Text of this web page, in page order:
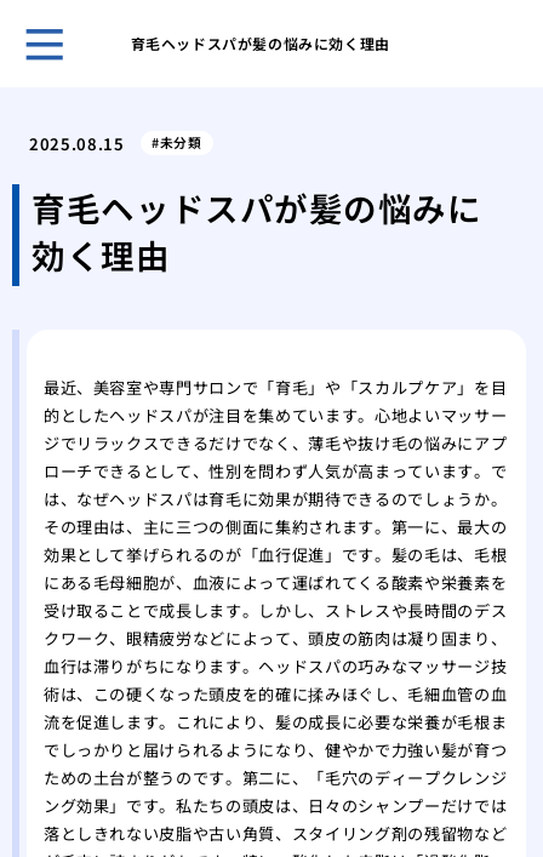
育毛ヘッドスパが髪の悩みに効く理由
肌
脱
薄
効で
薄
を
自
れ！
薄
院
夏
する
有
る方
あ
2025.08.15 未分類
育毛ヘッドスパが髪の悩みに
効く理由
最近、美容室や専門サロンで「育毛」や「スカルプケア」を目
的としたヘッドスパが注目を集めています。心地よいマッサー
ジでリラックスできるだけでなく、薄毛や抜け毛の悩みにアプ
ローチできるとして、性別を問わず人気が高まっています。で
は、なぜヘッドスパは育毛に効果が期待できるのでしょうか。
その理由は、主に三つの側面に集約されます。第一に、最大の
効果として挙げられるのが「血行促進」です。髪の毛は、毛根
にある毛母細胞が、血液によって運ばれてくる酸素や栄養素を
受け取ることで成長します。しかし、ストレスや長時間のデス
クワーク、眼精疲労などによって、頭皮の筋肉は凝り固まり、
血行は滞りがちになります。ヘッドスパの巧みなマッサージ技
術は、この硬くなった頭皮を的確に揉みほぐし、毛細血管の血
流を促進します。これにより、髪の成長に必要な栄養が毛根ま
でしっかりと届けられるようになり、健やかで力強い髪が育つ
ための土台が整うのです。第二に、「毛穴のディープクレンジ
ング効果」です。私たちの頭皮は、日々のシャンプーだけでは
落としきれない皮脂や古い角質、スタイリング剤の残留物など